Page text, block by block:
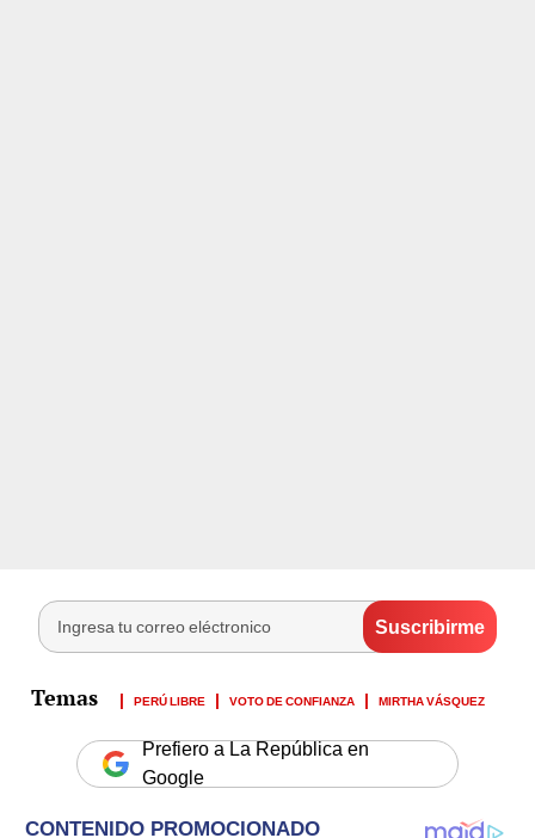
PERÚ LIBRE VOTO DE CONFIANZA MIRTHA VÁSQUEZ
Prefiero a La República en
Google